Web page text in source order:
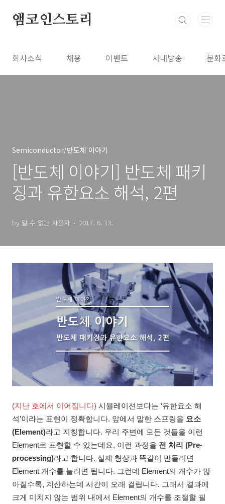
앰코인스토리
회사소식 채용 이벤트 사내방송 문화
Semiconductor/반도체 이야기
[반도체 이야기] 반도체 패키
징과 유한요소 해석, 2편
by 알 수 없는 사용자 2017. 6. 13.
(지난 호에서 이어집니다) 시뮬레이션보다는 ‘유한요소 해
석’이라는 표현이 정확합니다. 앞에서 말한 스프링을 요소
(Element)라고 지칭합니다. 우리 주변에 모든 것들을 이런
Element로 표현할 수 있는데요, 이런 과정을 전 처리 (Pre-
processing)라고 합니다. 실제 형상과 똑같이 만들려면
Element 개수를 늘리면 됩니다. 그런데 Element의 개수가 많
아질수록, 계산하는데 시간이 오래 걸립니다. 그래서 결과에
크게 미치지 않는 범위 내에서 Element의 개수를 조절할 필